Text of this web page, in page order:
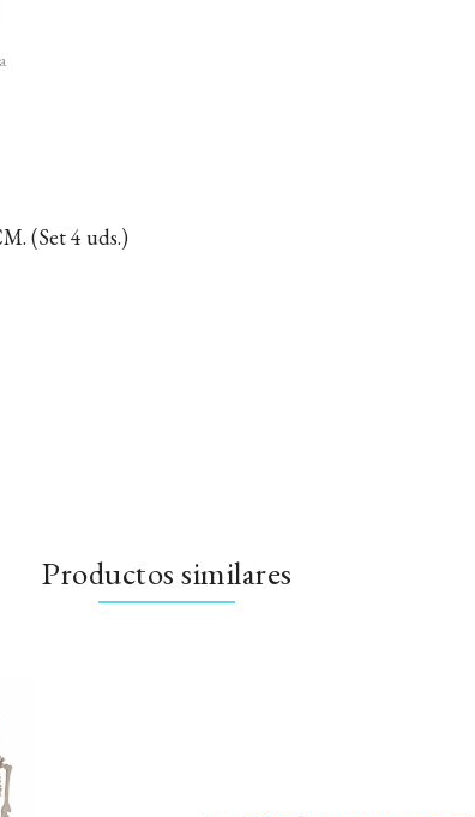
(Set 4 uds.)
Productos similares